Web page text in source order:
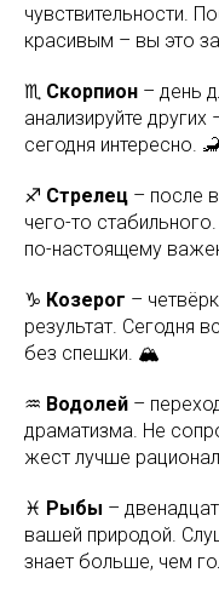
чувствительности.
красивым – вы это
♏ Скорпион – день
анализируйте
сегодня интересно. 🦂
♐ Стрелец – после
чего-то
по-настоящему
♑ Козерог –
результат. Сегодня
без спешки. 🏔️
♒ Водолей –
драматизма. Не
жест лучше
♓ Рыбы –
вашей природой.
знает больше, чем